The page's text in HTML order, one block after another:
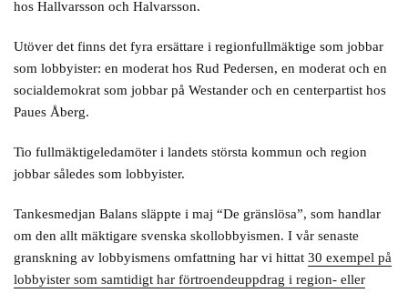
hos Hallvarsson och Halvarsson.
Utöver det finns det fyra ersättare i regionfullmäktige som jobbar
som lobbyister: en moderat hos Rud Pedersen, en moderat och en
socialdemokrat som jobbar på Westander och en centerpartist hos
Paues Åberg.
Tio fullmäktigeledamöter i landets största kommun och region
jobbar således som lobbyister.
Tankesmedjan Balans släppte i maj “De gränslösa”, som handlar
om den allt mäktigare svenska skollobbyismen. I vår senaste
granskning av lobbyismens omfattning har vi hittat 30 exempel på
lobbyister som samtidigt har förtroendeuppdrag i region- eller